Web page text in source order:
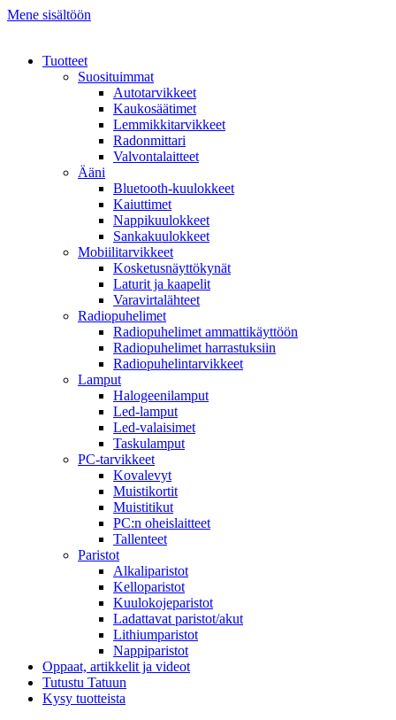
Mene sisältöön
Tuotteet
Suosituimmat
Autotarvikkeet
Kaukosäätimet
Lemmikkitarvikkeet
Radonmittari
Valvontalaitteet
Ääni
Bluetooth-kuulokkeet
Kaiuttimet
Nappikuulokkeet
Sankakuulokkeet
Mobiilitarvikkeet
Kosketusnäyttökynät
Laturit ja kaapelit
Varavirtalähteet
Radiopuhelimet
Radiopuhelimet ammattikäyttöön
Radiopuhelimet harrastuksiin
Radiopuhelintarvikkeet
Lamput
Halogeenilamput
Led-lamput
Led-valaisimet
Taskulamput
PC-tarvikkeet
Kovalevyt
Muistikortit
Muistitikut
PC:n oheislaitteet
Tallenteet
Paristot
Alkaliparistot
Kelloparistot
Kuulokojeparistot
Ladattavat paristot/akut
Lithiumparistot
Nappiparistot
Oppaat, artikkelit ja videot
Tutustu Tatuun
Kysy tuotteista